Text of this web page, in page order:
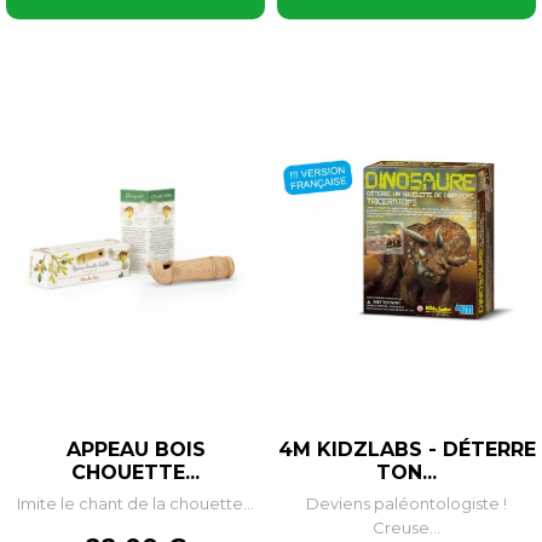
APPEAU BOIS
CHOUETTE...
Imite le chant de la chouette...
4M KIDZLABS - DÉTERRE
TON...
Deviens paléontologiste !
Creuse...